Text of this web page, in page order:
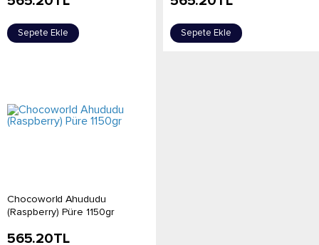
Sepete Ekle Sepete Ekle
Chocoworld Ahududu
(Raspberry) Püre 1150gr
565.20TL